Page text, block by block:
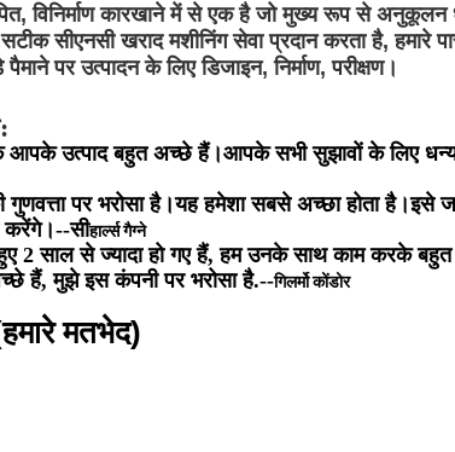
विनिर्माण कारखाने में से एक है जो मुख्य रूप से अनुकूलन
सीएनसी खराद मशीनिंग सेवा प्रदान करता है, हमारे
पर उत्पादन के लिए डिजाइन, निर्माण, परीक्षण।
आपके उत्पाद बहुत अच्छे हैं।आपके सभी सुझावों के लिए
गुणवत्ता पर भरोसा है।यह हमेशा सबसे अच्छा होता
करेंगे।--सीहार्ल्स गैग्ने
2 साल से ज्यादा हो गए हैं, हम उनके साथ काम करके
हैं, मुझे इस कंपनी पर भरोसा है.--गिलर्मो कोंडोर
हमारे मतभेद)